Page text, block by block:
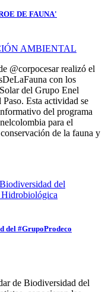
DE FAUNA'
AMBIENTAL
@corpocesar realizó el
con los
del Grupo Enel
Esta actividad se
del programa
para el
de la fauna y
del #GrupoProdeco
de Biodiversidad del